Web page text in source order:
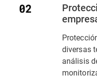
diversas
análisis